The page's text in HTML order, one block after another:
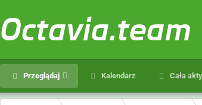
Octavia.team
Przeglądaj Kalendarz Cała